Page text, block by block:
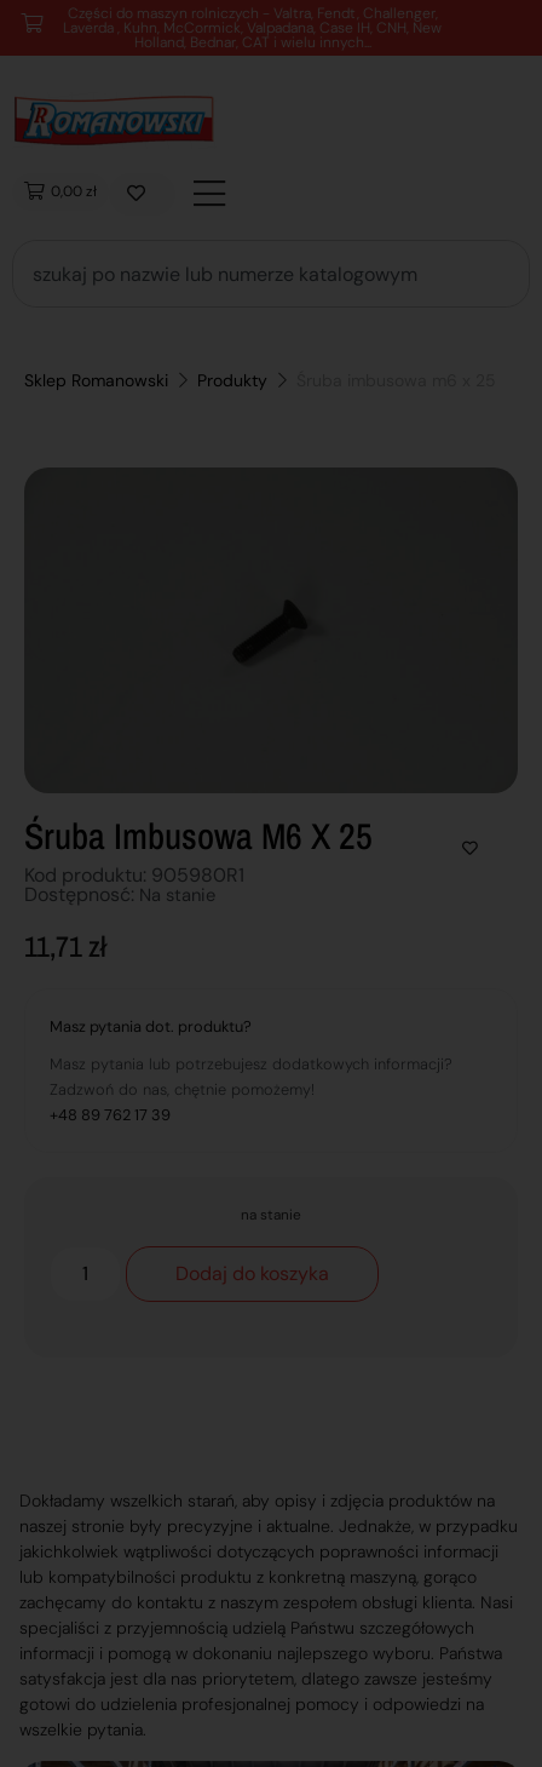
89 762 00 69 - Pomoc zakupowa 7:00 - 16:00
0,00 zł
Sklep Romanowski Produkty
Śruba Imbusowa M6 X 25
Kod produktu: 905980R1
Dostępnosć: Na stanie
11,71zł
Masz pytania dot. produktu?
Masz pytania lub potrzebujesz dodatkowych informacji?
Zadzwoń do nas, chętnie pomożemy!
+48 89 762 17 39
na stanie
Dodaj do koszyka
Dokładamy wszelkich starań, aby opisy i zdjęcia produktów na
naszej stronie były precyzyjne i aktualne. Jednakże, w przypadku
jakichkolwiek wątpliwości dotyczących poprawności informacji
lub kompatybilności produktu z konkretną maszyną, gorąco
zachęcamy do kontaktu z naszym zespołem obsługi klienta. Nasi
specjaliści z przyjemnością udzielą Państwu szczegółowych
informacji i pomogą w dokonaniu najlepszego wyboru. Państwa
satysfakcja jest dla nas priorytetem, dlatego zawsze jesteśmy
gotowi do udzielenia profesjonalnej pomocy i odpowiedzi na
wszelkie pytania.